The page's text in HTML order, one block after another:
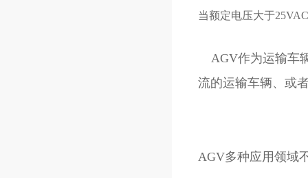
当额定电压大于
AGV作为运输车
流的运输车辆、或
AGV多种应用领域